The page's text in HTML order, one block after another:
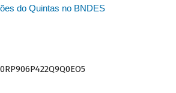
do Quintas no BNDES